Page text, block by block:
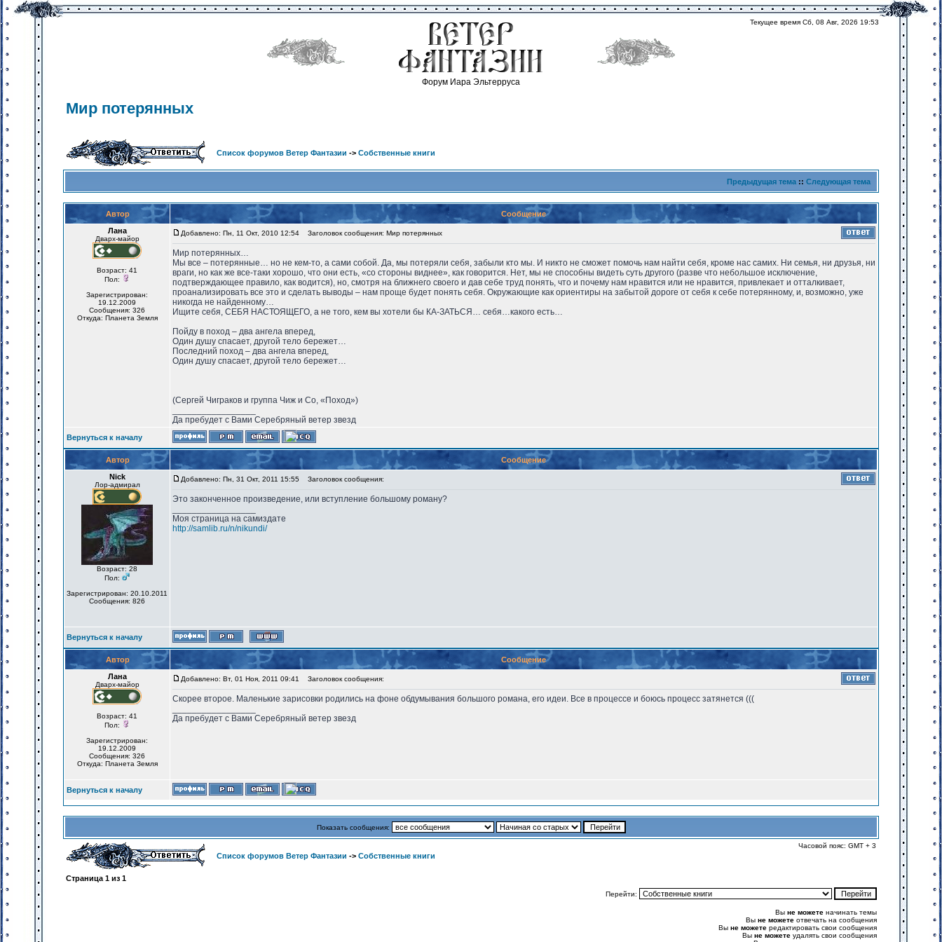
Форум Иара Эльтерруса
Текущее время Сб, 08 Авг, 2026 19:53
Мир потерянных
Список форумов Ветер Фантазии -> Собственные книги
Предыдущая тема :: Следующая тема
Автор
Сообщение
Лана
Дварх-майор
Возраст: 41
Пол:
Зарегистрирован:
19.12.2009
Сообщения: 326
Откуда: Планета Земля
Добавлено: Пн, 11 Окт, 2010 12:54 Заголовок сообщения: Мир потерянных
Мир потерянных…
Мы все – потерянные… но не кем-то, а сами собой. Да, мы потеряли себя, забыли кто мы. И никто не сможет помочь нам найти себя, кроме нас самих. Ни семья, ни друзья, ни
враги, но как же все-таки хорошо, что они есть, «со стороны виднее», как говорится. Нет, мы не способны видеть суть другого (разве что небольшое исключение,
подтверждающее правило, как водится), но, смотря на ближнего своего и дав себе труд понять, что и почему нам нравится или не нравится, привлекает и отталкивает,
проанализировать все это и сделать выводы – нам проще будет понять себя. Окружающие как ориентиры на забытой дороге от себя к себе потерянному, и, возможно, уже
никогда не найденному…
Ищите себя, СЕБЯ НАСТОЯЩЕГО, а не того, кем вы хотели бы КА-ЗАТЬСЯ… себя…какого есть…
Пойду в поход – два ангела вперед,
Один душу спасает, другой тело бережет…
Последний поход – два ангела вперед,
Один душу спасает, другой тело бережет…
(Сергей Чиграков и группа Чиж и Со, «Поход»)
Да пребудет с Вами Серебряный ветер звезд
Вернуться к началу
Автор
Сообщение
Nick
Лор-адмирал
Возраст: 28
Пол:
Зарегистрирован: 20.10.2011
Сообщения: 826
Добавлено: Пн, 31 Окт, 2011 15:55 Заголовок сообщения:
Это законченное произведение, или вступление большому роману?
Моя страница на самиздате
http://samlib.ru/n/nikundi/
Вернуться к началу
Автор
Сообщение
Лана
Дварх-майор
Возраст: 41
Пол:
Зарегистрирован:
19.12.2009
Сообщения: 326
Откуда: Планета Земля
Добавлено: Вт, 01 Ноя, 2011 09:41 Заголовок сообщения:
Скорее второе. Маленькие зарисовки родились на фоне обдумывания большого романа, его идеи. Все в процессе и боюсь процесс затянется (((
Да пребудет с Вами Серебряный ветер звезд
Вернуться к началу
Показать сообщения:
Список форумов Ветер Фантазии -> Собственные книги
Часовой пояс: GMT + 3
Страница 1 из 1
Перейти:
Вы не можете начинать темы
Вы не можете отвечать на сообщения
Вы не можете редактировать свои сообщения
Вы не можете удалять свои сообщения